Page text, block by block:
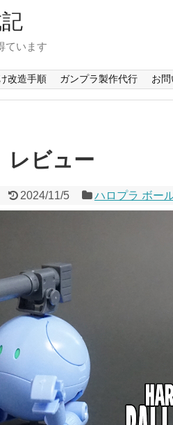
ています
改造手順 ガンプラ製作代行 お
レビュー
2024/11/5 ハロプラ ボー